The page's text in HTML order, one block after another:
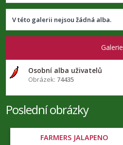
V této galerii nejsou žádná alba.
Galerie
Osobní alba uživatelů
Obrázek: 74435
Poslední obrázky
FARMERS JALAPENO